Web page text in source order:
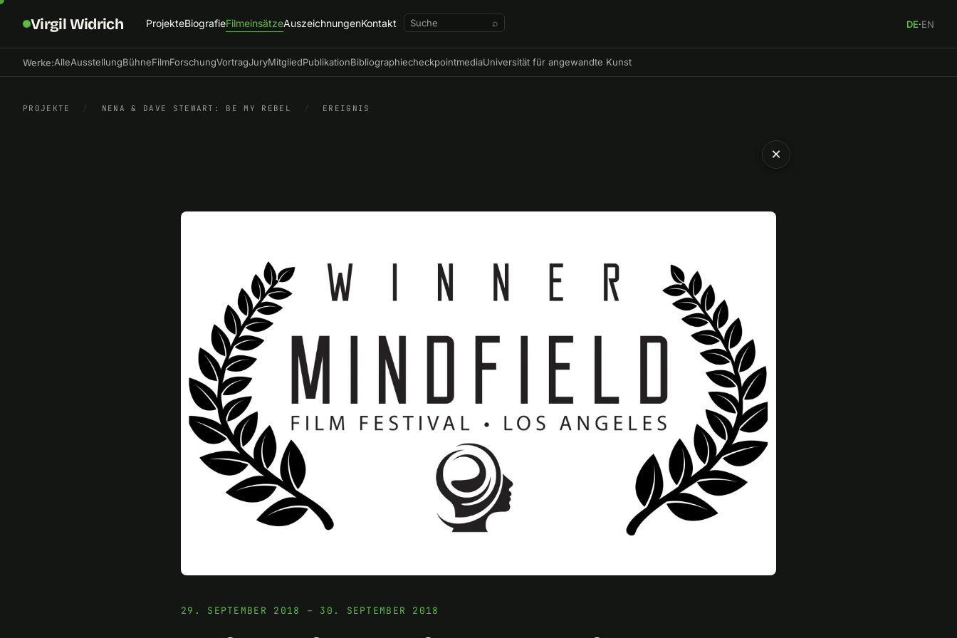
Virgil Widrich ProjekteBiografieFilmeinsätzeAuszeichnungenKontakt ⌕ DE·EN
Werke:AlleAusstellungBühneFilmForschungVortragJuryMitgliedPublikationBibliographiecheckpointmediaUniversität für angewandte Kunst
PROJEKTE / NENA & DAVE STEWART: BE MY REBEL / EREIGNIS
29. SEPTEMBER 2018 – 30. SEPTEMBER 2018
×